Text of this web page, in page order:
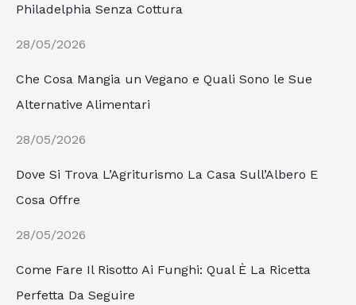
Philadelphia Senza Cottura
28/05/2026
Che Cosa Mangia un Vegano e Quali Sono le Sue
Alternative Alimentari
28/05/2026
Dove Si Trova L’Agriturismo La Casa Sull’Albero E
Cosa Offre
28/05/2026
Come Fare Il Risotto Ai Funghi: Qual È La Ricetta
Perfetta Da Seguire